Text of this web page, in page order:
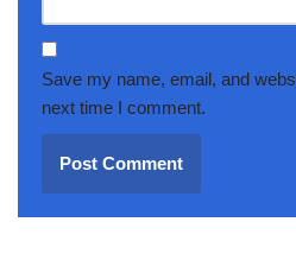
Save my name, email, and
next time I comment.